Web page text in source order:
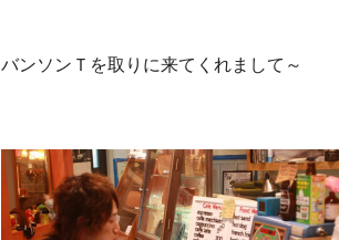
バンソンＴを取りに来てくれまして～